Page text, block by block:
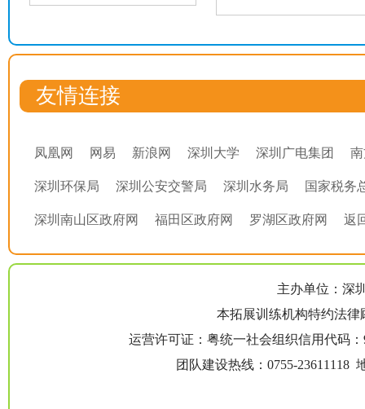
友情连接
凤凰网 网易 新浪网 深圳大学 深圳广电集团
深圳环保局 深圳公安交警局 深圳水务局 国家税务
深圳南山区政府网 福田区政府网 罗湖区政府网 返
主办单位：深
本拓展训练机构特约法
运营许可证：粤统一社会组织信用代码
团队建设热线：0755-23611118